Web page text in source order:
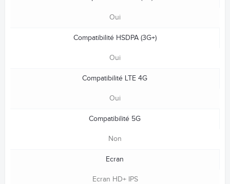
Oui
Compatibilité HSDPA (3G+)
Oui
Compatibilité LTE 4G
Oui
Compatibilité 5G
Non
Ecran
Ecran HD+ IPS